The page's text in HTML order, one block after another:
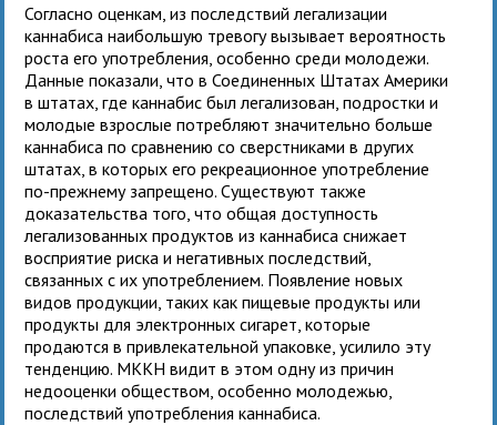
Согласно оценкам, из последствий легализации
каннабиса наибольшую тревогу вызывает вероятность
роста его употребления, особенно среди молодежи.
Данные показали, что в Соединенных Штатах Америки
в штатах, где каннабис был легализован, подростки и
молодые взрослые потребляют значительно больше
каннабиса по сравнению со сверстниками в других
штатах, в которых его рекреационное употребление
по-прежнему запрещено. Существуют также
доказательства того, что общая доступность
легализованных продуктов из каннабиса снижает
восприятие риска и негативных последствий,
связанных с их употреблением. Появление новых
видов продукции, таких как пищевые продукты или
продукты для электронных сигарет, которые
продаются в привлекательной упаковке, усилило эту
тенденцию. МККН видит в этом одну из причин
недооценки обществом, особенно молодежью,
последствий употребления каннабиса.